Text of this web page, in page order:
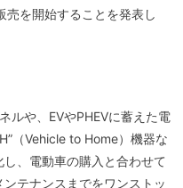
売を開始することを発表し
ルや、EVやPHEVに蓄えた電
（Vehicle to Home）機器な
、電動車の購入と合わせて
テナンスまでをワンストッ